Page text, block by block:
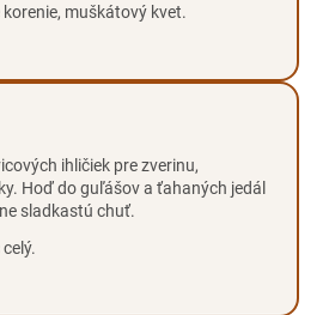
muškátový kvet.
ihličiek pre zverinu,
Hoď do guľášov a ťahaných jedál
sladkastú chuť.